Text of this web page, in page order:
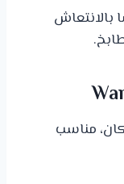
بالانتعاش
مناسب